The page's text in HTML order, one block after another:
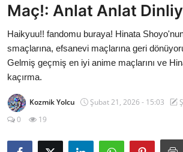
İletişim
Anime Önerileri
Kore Dünyası
Anime
Dizi & Film
Maç!: Anlat Anlat
Haikyuu!! fandomu buraya! Hinata
smaçlarına, efsanevi maçlarına geri
Gelmiş geçmiş en iyi anime maçlarını ve
kaçırma.
Kozmik Yolcu Şubat 21, 2026 - 15:03
0
19